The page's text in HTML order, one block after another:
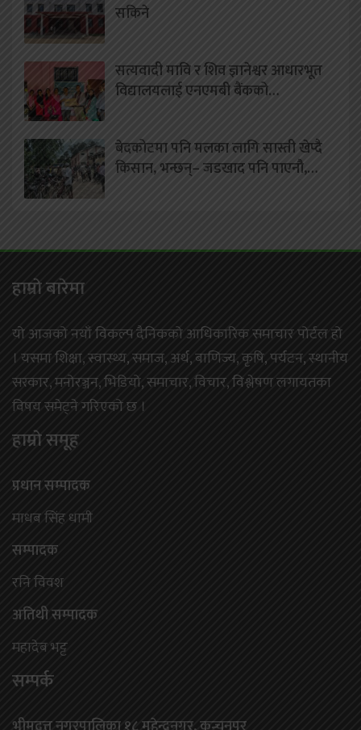
सकिने
सत्यवादी मावि र शिव ज्ञानेश्वर आधारभूत
विद्यालयलाई एनएमबी बैंकको…
बेदकोटमा पनि मलका लागि सास्ती खेप्दै
किसान, भन्छन्– जडखाद पनि पाएनौ,…
हाम्राे बारेमा
यो आजको नयाँ विकल्प दैनिकको आधिकारिक समाचार पोर्टल हो
। यसमा शिक्षा, स्वास्थ्य, समाज, अर्थ, बाणिज्य, कृषि, पर्यटन, स्थानीय
सरकार, मनोरञ्जन, भिडियो, समाचार, विचार, विश्लेषण लगायतका
विषय समेट्ने गरिएको छ ।
हाम्राे समूह
प्रधान सम्पादक
माधब सिंह धामी
सम्पादक
रनि विवश
अतिथी सम्पादक
महादेब भट्ट
सम्पर्क